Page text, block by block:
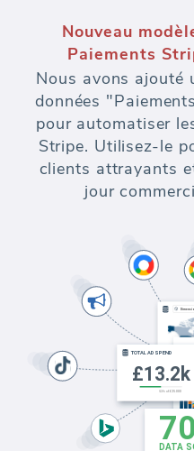
Nouveau
Paiements
Nous avons ajouté
données
pour automatiser
Stripe. Utilisez-le
clients attrayants
jour